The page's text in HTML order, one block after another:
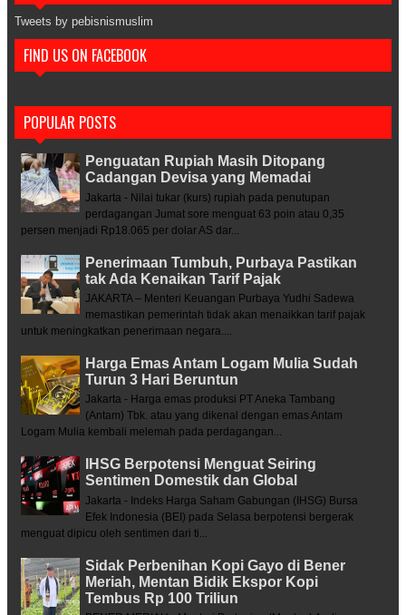
Tweets by pebisnismuslim
FIND US ON FACEBOOK
POPULAR POSTS
Penguatan Rupiah Masih Ditopang
Cadangan Devisa yang Memadai
Jakarta - Nilai tukar (kurs) rupiah pada penutupan
perdagangan Jumat sore menguat 63 poin atau 0,35
persen menjadi Rp18.065 per dolar AS dar...
Penerimaan Tumbuh, Purbaya Pastikan
tak Ada Kenaikan Tarif Pajak
JAKARTA – Menteri Keuangan Purbaya Yudhi Sadewa
memastikan pemerintah tidak akan menaikkan tarif pajak
untuk meningkatkan penerimaan negara....
Harga Emas Antam Logam Mulia Sudah
Turun 3 Hari Beruntun
Jakarta - Harga emas produksi PT Aneka Tambang
(Antam) Tbk. atau yang dikenal dengan emas Antam
Logam Mulia kembali melemah pada perdagangan...
IHSG Berpotensi Menguat Seiring
Sentimen Domestik dan Global
Jakarta - Indeks Harga Saham Gabungan (IHSG) Bursa
Efek Indonesia (BEI) pada Selasa berpotensi bergerak
menguat dipicu oleh sentimen dari ti...
Sidak Perbenihan Kopi Gayo di Bener
Meriah, Mentan Bidik Ekspor Kopi
Tembus Rp 100 Triliun